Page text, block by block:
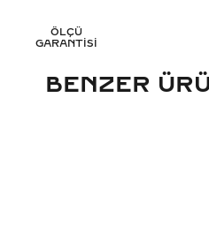
ÖLÇÜ
GARANTİSİ
BENZER